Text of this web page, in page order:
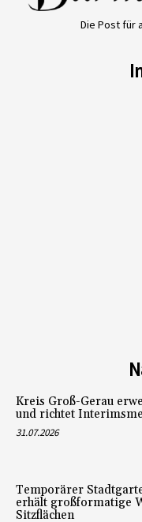
Die Post für
Kreis Groß-Gerau
und richtet
31.07.2026
Temporärer
erhält großformatige
Sitzflächen